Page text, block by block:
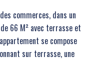
commerces, dans un
66 M² avec terrasse et
se compose
sur terrasse, une